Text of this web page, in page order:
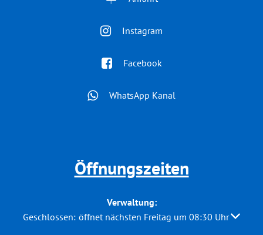
Instagram
Facebook
WhatsApp Kanal
Öffnungszeiten
Verwaltung:
Klicken, um weitere Öffnungs- oder Schließzeiten
Geschlossen: öffnet nächsten Freitag um 08:30 Uhr